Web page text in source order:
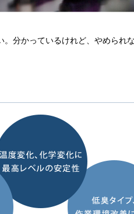
分かっているけれど、やめられ